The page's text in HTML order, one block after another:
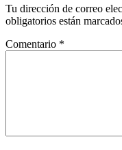
Tu dirección de correo
obligatorios están
Comentario *